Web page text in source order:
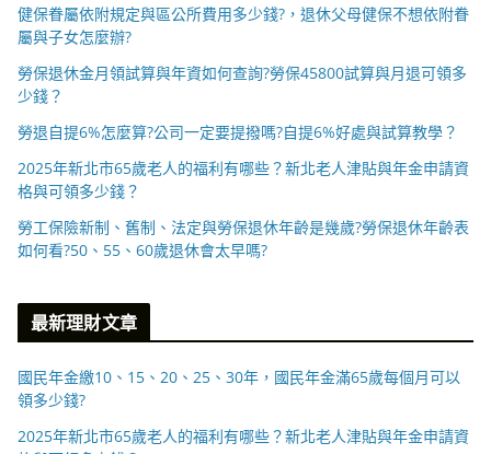
健保眷屬依附規定與區公所費用多少錢?，退休父母健保不想依附眷
屬與子女怎麼辦?
勞保退休金月領試算與年資如何查詢?勞保45800試算與月退可領多
少錢？
勞退自提6%怎麼算?公司一定要提撥嗎?自提6%好處與試算教學？
2025年新北市65歲老人的福利有哪些？新北老人津貼與年金申請資
格與可領多少錢？
勞工保險新制、舊制、法定與勞保退休年齡是幾歲?勞保退休年齡表
如何看?50、55、60歲退休會太早嗎?
最新理財文章
國民年金繳10、15、20、25、30年，國民年金滿65歲每個月可以
領多少錢?
2025年新北市65歲老人的福利有哪些？新北老人津貼與年金申請資